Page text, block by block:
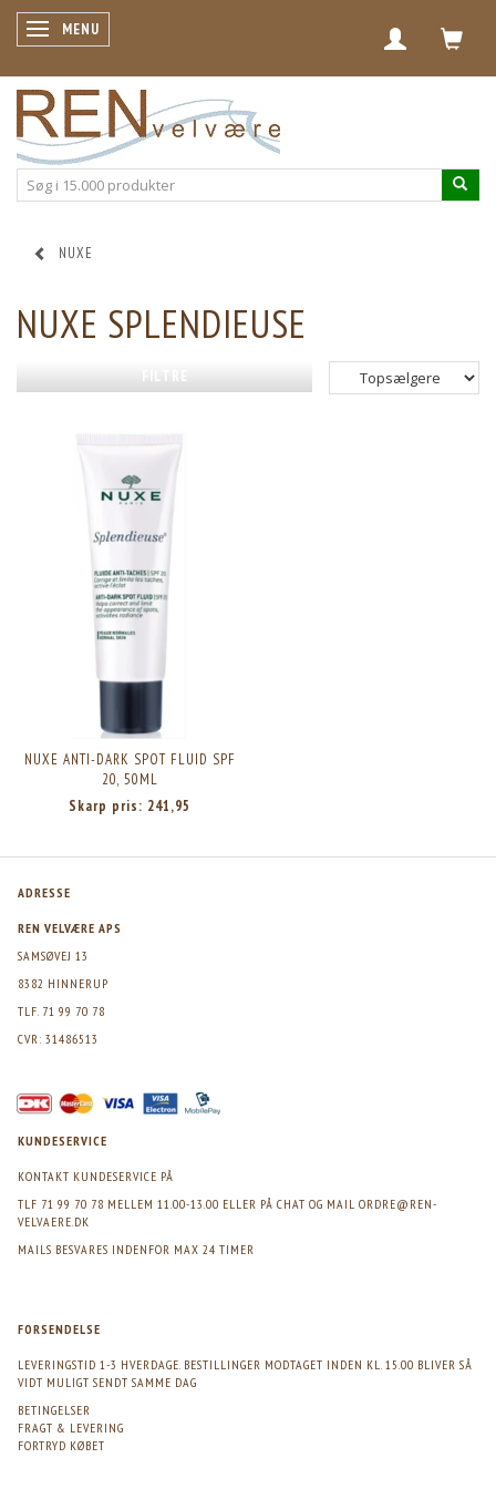
SKIFTE NAVIGATION
MENU
NUXE
NUXE SPLENDIEUSE
FILTRE
NUXE ANTI-DARK SPOT FLUID SPF
20, 50ML
Skarp pris: 241,95
ADRESSE
REN VELVÆRE APS
SAMSØVEJ 13
8382 HINNERUP
TLF. 71 99 70 78
CVR: 31486513
KUNDESERVICE
KONTAKT KUNDESERVICE PÅ
TLF 71 99 70 78 MELLEM 11.00-13.00 ELLER PÅ CHAT OG MAIL ORDRE@REN-
VELVAERE.DK
MAILS BESVARES INDENFOR MAX 24 TIMER
FORSENDELSE
LEVERINGSTID 1-3 HVERDAGE. BESTILLINGER MODTAGET INDEN KL. 15.00 BLIVER SÅ
VIDT MULIGT SENDT SAMME DAG
BETINGELSER
FRAGT & LEVERING
FORTRYD KØBET